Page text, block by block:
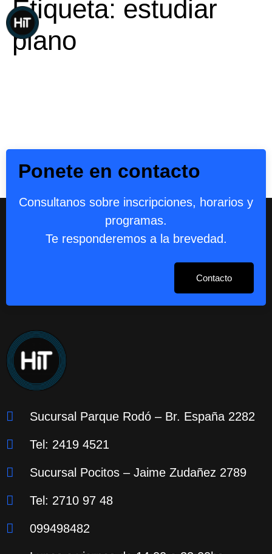
Etiqueta: estudiar
piano
Ponete en contacto
Consultanos sobre inscripciones, horarios y
programas.
Te responderemos a la brevedad.
Contacto
Sucursal Parque Rodó – Br. España 2282
Tel: 2419 4521
Sucursal Pocitos – Jaime Zudañez 2789
Tel: 2710 97 48
099498482